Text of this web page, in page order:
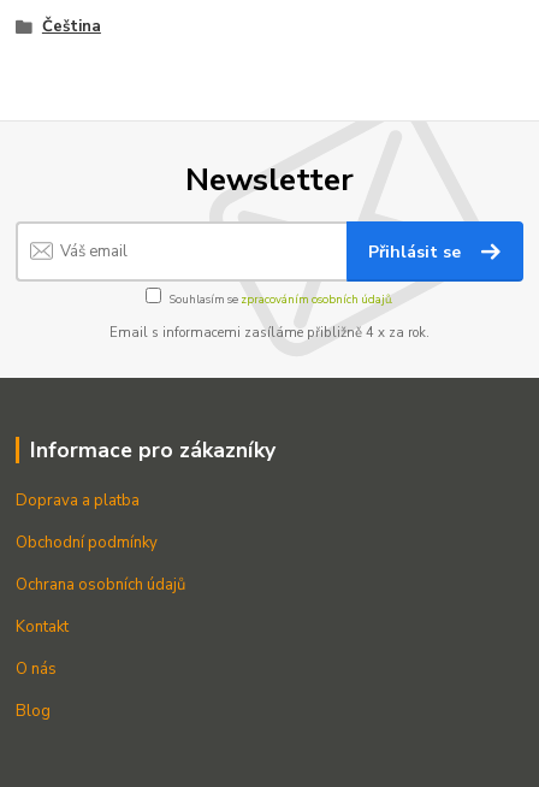
Čeština
Newsletter
Přihlásit se
Souhlasím se zpracováním osobních údajů.
Email s informacemi zasíláme přibližně 4 x za rok.
Informace pro zákazníky
Doprava a platba
Obchodní podmínky
Ochrana osobních údajů
Kontakt
O nás
Blog